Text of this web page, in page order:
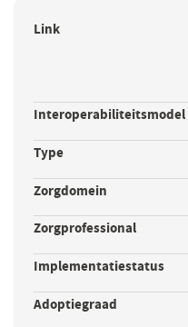
Link
Interoperabiliteitsmodel
Type
Zorgdomein
Zorgprofessional
Implementatiestatus
Adoptiegraad